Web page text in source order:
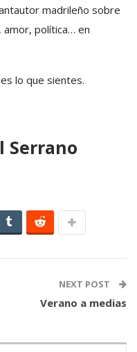
madrileño sobre
amor, política… en
lo que sientes.
Serrano
NEXT POST
Verano a medias